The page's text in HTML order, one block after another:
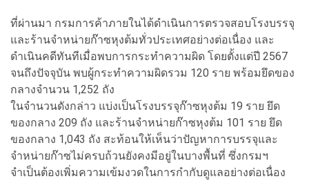
ที่ผ่านมา กรมการค้าภายในได้ดำเนินการตรวจสอบโรงบรรจุ
และร้านจำหน่ายก๊าซหุงต้มทั่วประเทศอย่างต่อเนื่อง และ
ดำเนินคดีทันทีเมื่อพบการกระทำความผิด โดยตั้งแต่ปี 2567
จนถึงปัจจุบัน พบผู้กระทำความผิดรวม 120 ราย พร้อมยึดของ
กลางจำนวน 1,252 ถัง
ในจำนวนดังกล่าว แบ่งเป็นโรงบรรจุก๊าซหุงต้ม 19 ราย ยึด
ของกลาง 209 ถัง และร้านจำหน่ายก๊าซหุงต้ม 101 ราย ยึด
ของกลาง 1,043 ถัง สะท้อนให้เห็นว่าปัญหาการบรรจุและ
จำหน่ายก๊าซไม่ครบถ้วนยังคงมีอยู่ในบางพื้นที่ ซึ่งกรมฯ
จำเป็นต้องเพิ่มความเข้มงวดในการกำกับดูแลอย่างต่อเนื่อง